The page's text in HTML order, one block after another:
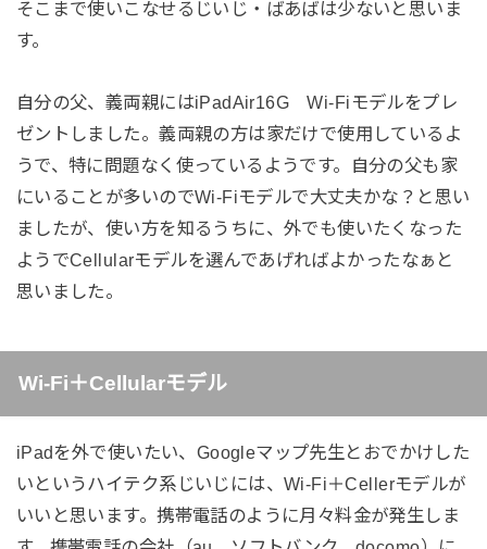
そこまで使いこなせるじいじ・ばあばは少ないと思いま
す。
自分の父、義両親にはiPadAir16G Wi-Fiモデルをプレ
ゼントしました。義両親の方は家だけで使用しているよ
うで、特に問題なく使っているようです。自分の父も家
にいることが多いのでWi-Fiモデルで大丈夫かな？と思い
ましたが、使い方を知るうちに、外でも使いたくなった
ようでCellularモデルを選んであげればよかったなぁと
思いました。
Wi-Fi＋Cellularモデル
iPadを外で使いたい、Googleマップ先生とおでかけした
いというハイテク系じいじには、Wi-Fi＋Cellerモデルが
いいと思います。携帯電話のように月々料金が発生しま